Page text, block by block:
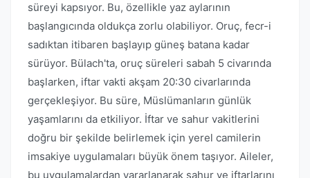
süreyi kapsıyor. Bu, özellikle yaz aylarının
başlangıcında oldukça zorlu olabiliyor. Oruç, fecr-i
sadıktan itibaren başlayıp güneş batana kadar
sürüyor. Bülach'ta, oruç süreleri sabah 5 civarında
başlarken, iftar vakti akşam 20:30 civarlarında
gerçekleşiyor. Bu süre, Müslümanların günlük
yaşamlarını da etkiliyor. İftar ve sahur vakitlerini
doğru bir şekilde belirlemek için yerel camilerin
imsakiye uygulamaları büyük önem taşıyor. Aileler,
bu uygulamalardan yararlanarak sahur ve iftarlarını